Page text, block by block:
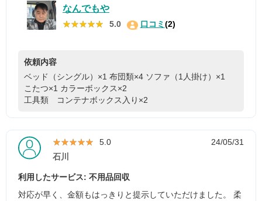
なんでもや
★★★★★
★★★★★ 5.0 口コミ(2)
依頼内容
ベッド（シングル）×1 布団類×4 ソファ（1人掛け）×1
こたつ×1 カラーボックス×2
工具類 コンテナボックス入り×2
★★★★★
★★★★★ 5.0
24/05/31
石川
利用したサービス: 不用品回収
対応が早く、金額もはっきりと提示していただけました。 柔